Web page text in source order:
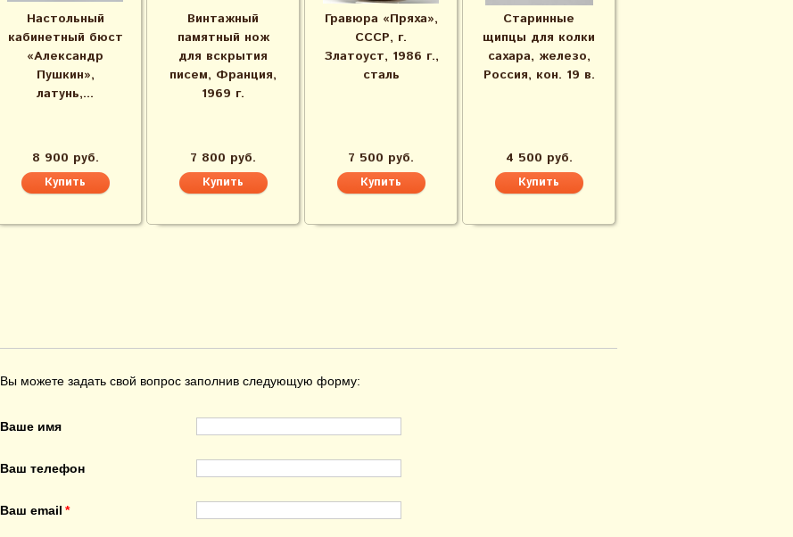
Настольный
кабинетный бюст
«Александр
Пушкин»,
латунь,...
8 900 руб.
Винтажный
памятный нож
для вскрытия
писем, Франция,
1969 г.
7 800 руб.
Гравюра «Пряха»,
СССР, г.
Златоуст, 1986 г.,
сталь
7 500 руб.
Старинные
щипцы для колки
сахара, железо,
Россия, кон. 19 в.
4 500 руб.
Вы можете задать свой вопрос заполнив следующую форму:
Ваше имя
Ваш телефон
Ваш email